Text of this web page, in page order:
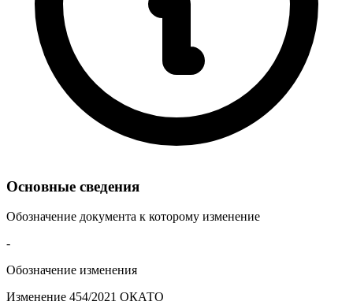
Основные сведения
Обозначение документа к которому изменение
-
Обозначение изменения
Изменение 454/2021 ОКАТО